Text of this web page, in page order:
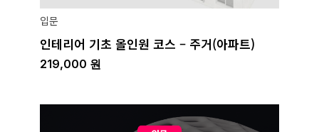
입문
인테리어 기초 올인원 코스 – 주거(아파트)
219,000 원